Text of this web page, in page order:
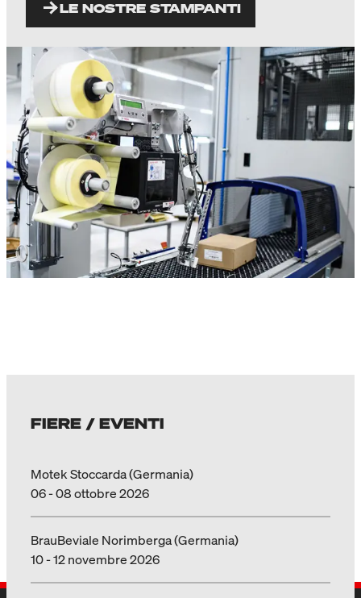
LE NOSTRE STAMPANTI
FIERE / EVENTI
Motek Stoccarda (Germania)
06 - 08 ottobre 2026
BrauBeviale Norimberga (Germania)
10 - 12 novembre 2026